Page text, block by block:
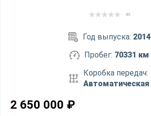
(0)
Год выпуска: 2014
Пробег: 70331 км
Коробка передач:
Автоматическая
2 650 000 ₽